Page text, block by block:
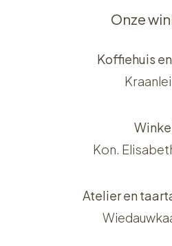
Onze
Koffiehuis
Kraanlei
Kon.
Atelier en